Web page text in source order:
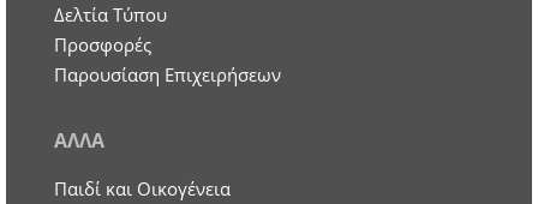
Δελτία Τύπου
Προσφορές
Παρουσίαση Επιχειρήσεων
ΑΛΛΑ
Παιδί και Οικογένεια